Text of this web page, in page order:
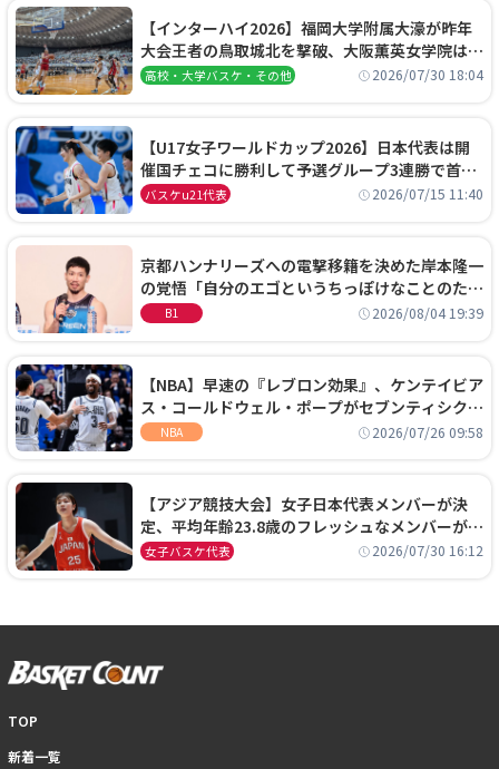
【インターハイ2026】福岡大学附属大濠が昨年
大会王者の鳥取城北を撃破、大阪薫英女学院は岐
阜女子に完勝、大会3日目試合結果
高校・大学バスケ・その他 2026/07/30 18:04
【U17女子ワールドカップ2026】日本代表は開
催国チェコに勝利して予選グループ3連勝で首位
通過！準々決勝の相手はエジプトに決定
バスケu21代表 2026/07/15 11:40
京都ハンナリーズへの電撃移籍を決めた岸本隆一
の覚悟「自分のエゴというちっぽけなことのため
に、京都に来たわけではない」
B1 2026/08/04 19:39
【NBA】早速の『レブロン効果』、ケンテイビア
ス・コールドウェル・ポープがセブンティシクサ
ーズに1年契約で加入
NBA 2026/07/26 09:58
【アジア競技大会】女子日本代表メンバーが決
定、平均年齢23.8歳のフレッシュなメンバーが日
本開催の大舞台で頂点を狙う
女子バスケ代表 2026/07/30 16:12
TOP
新着一覧